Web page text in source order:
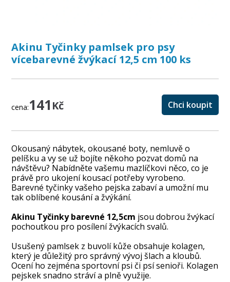
Akinu Tyčinky pamlsek pro psy
vícebarevné žvýkací 12,5 cm 100 ks
cena:141 Kč Chci koupit
Okousaný nábytek, okousané boty, nemluvě o
pelíšku a vy se už bojíte někoho pozvat domů na
návštěvu? Nabídněte vašemu mazlíčkovi něco, co je
právě pro ukojení kousací potřeby vyrobeno.
Barevné tyčinky vašeho pejska zabaví a umožní mu
tak oblíbené kousání a žvýkání.
Akinu Tyčinky barevné 12,5cm jsou dobrou žvýkací
pochoutkou pro posílení žvýkacích svalů.
Usušený pamlsek z buvolí kůže obsahuje kolagen,
který je důležitý pro správný vývoj šlach a kloubů.
Ocení ho zejména sportovní psi či psí senioři. Kolagen
pejskek snadno stráví a plně využije.